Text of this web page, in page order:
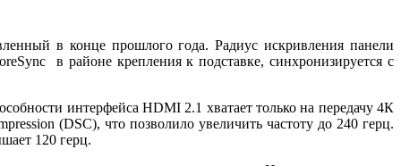
в конце прошлого года. Радиус искривления панели
в районе крепления к подставке, синхронизируется с
интерфейса HDMI 2.1 хватает только на передачу 4К
(DSC), что позволило увеличить частоту до 240 герц.
120 герц.